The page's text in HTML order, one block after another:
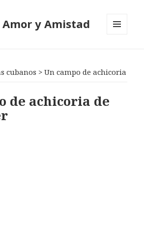
Amor y Amistad
cubanos >Un campo de achicoria
de achicoria de